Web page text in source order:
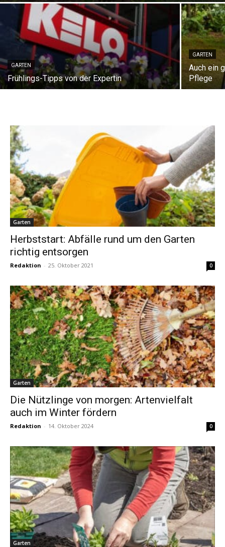
GARTEN
Frühlings-Tipps von der Expertin
GARTEN
Auch ein
Pflege
Garten
Herbststart: Abfälle rund um den Garten
richtig entsorgen
Redaktion - 25. Oktober 2021 0
Garten
Die Nützlinge von morgen: Artenvielfalt
auch im Winter fördern
Redaktion - 14. Oktober 2024 0
Garten